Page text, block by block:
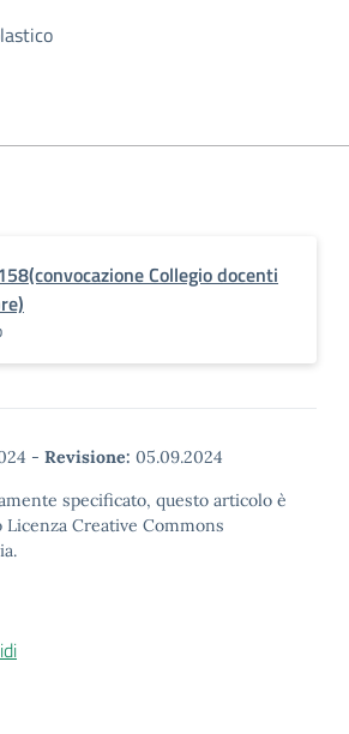
Collegio docenti
- Revisione: 05.09.2024
specificato, questo articolo è
Creative Commons